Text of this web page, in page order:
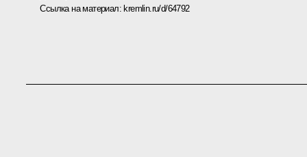
Ссылка на материал: kremlin.ru/d/64792